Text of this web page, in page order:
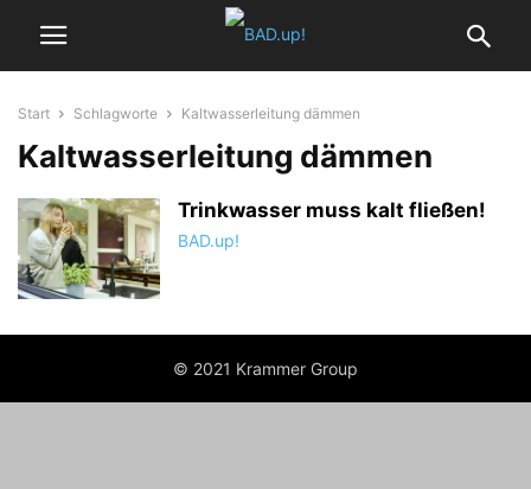
Start Schlagworte Kaltwasserleitung dämmen
Kaltwasserleitung dämmen
Trinkwasser muss kalt fließen!
BAD.up!
© 2021 Krammer Group